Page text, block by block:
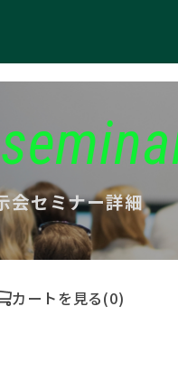
会セミナー詳細
カートを見る(0)